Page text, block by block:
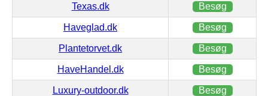
Texas.dk Besøg
Haveglad.dk Besøg
Plantetorvet.dk Besøg
HaveHandel.dk Besøg
Luxury-outdoor.dk Besøg